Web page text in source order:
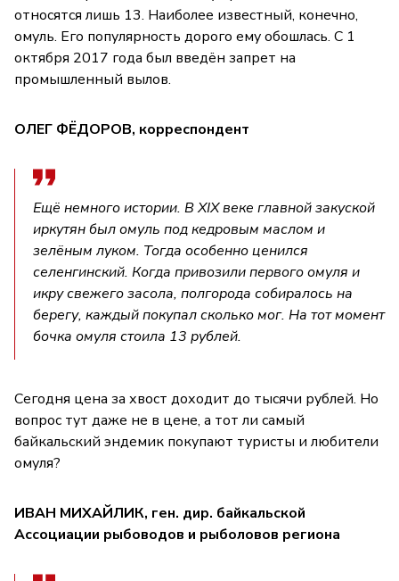
относятся лишь 13. Наиболее известный, конечно,
омуль. Его популярность дорого ему обошлась. С 1
октября 2017 года был введён запрет на
промышленный вылов.
ОЛЕГ ФЁДОРОВ, корреспондент
Ещё немного истории. В XIX веке главной закуской
иркутян был омуль под кедровым маслом и
зелёным луком. Тогда особенно ценился
селенгинский. Когда привозили первого омуля и
икру свежего засола, полгорода собиралось на
берегу, каждый покупал сколько мог. На тот момент
бочка омуля стоила 13 рублей.
Сегодня цена за хвост доходит до тысячи рублей. Но
вопрос тут даже не в цене, а тот ли самый
байкальский эндемик покупают туристы и любители
омуля?
ИВАН МИХАЙЛИК, ген. дир. байкальской
Ассоциации рыбоводов и рыболовов региона